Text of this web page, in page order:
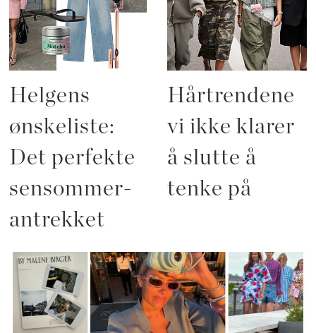
Helgens
ønskeliste:
Det perfekte
sensommer-
antrekket
Hårtrendene
vi ikke klarer
å slutte å
tenke på